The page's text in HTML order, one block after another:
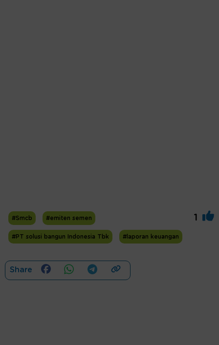
#Smcb #emiten semen
#PT solusi bangun Indonesia Tbk #laporan keuangan
1
Share